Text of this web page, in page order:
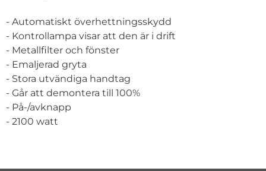
- Automatiskt överhettningsskydd
- Kontrollampa visar att den är i drift
- Metallfilter och fönster
- Emaljerad gryta
- Stora utvändiga handtag
- Går att demontera till 100%
- På-/avknapp
- 2100 watt